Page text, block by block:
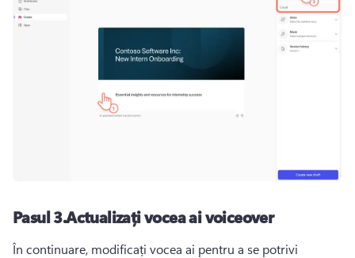
Pasul 3.Actualizați vocea ai voiceover
În continuare, modificați vocea ai pentru a se potrivi